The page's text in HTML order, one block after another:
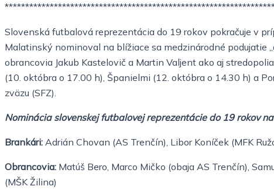
Slovenská futbalová reprezentácia do 19 rokov pokračuje v
Malatinský nominoval na blížiace sa medzinárodné podujatie
obrancovia Jakub Kastelovič a Martin Valjent ako aj
(10. októbra o 17.00 h), Španielmi (12. októbra o 14.30 h) a
zväzu (SFZ).
Nominácia slovenskej futbalovej reprezentácie do 19 rokov na
Brankári: Adrián Chovan (AS Trenčín), Libor Koníček (MFK
Obrancovia: Matúš Bero, Marco Mičko (obaja AS Trenčín),
(MŠK Žilina)